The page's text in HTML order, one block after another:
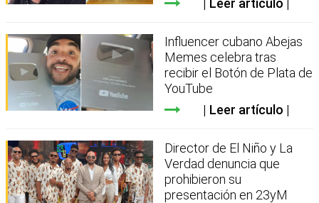
Leer artículo
Influencer cubano Abejas
Memes celebra tras
recibir el Botón de Plata de
YouTube
Leer artículo
Director de El Niño y La
Verdad denuncia que
prohibieron su
presentación en 23yM